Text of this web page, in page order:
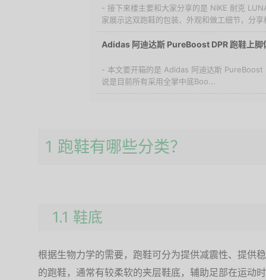
- 接下来楼主要和大家分享的是 NIKE 耐克
家展示这双跑鞋的包装、外观和做工细节，分享
Adidas 阿迪达斯 PureBoost DPR 跑鞋上脚
- 本文要开箱的是 Adidas 阿迪达斯
说是目前所有采用全掌中底Boo...
1 跑鞋有哪些分类？
1.1 鞋底
根据生物力学的需要，跑鞋可分为提供减震性、提供
的跑鞋，通常有较柔软的夹层鞋底，辅助足部在运动